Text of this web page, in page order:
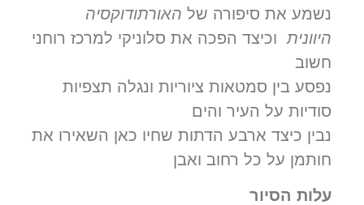
נשמע את סיפורה של האורתודוקסיה
היוונית וכיצד הפכה את סלוניקי למרכז רוחני
חשוב
נפסע בין סמטאות ציוריות ונגלה תצפיות
סודיות על העיר והים
נבין כיצד ארבע הדתות שחיו כאן השאירו את
חותמן על כל רחוב ואבן
עלות הסיור